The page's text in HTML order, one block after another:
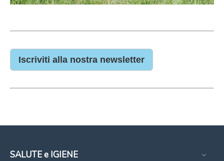
Iscriviti alla nostra newsletter
SALUTE e IGIENE